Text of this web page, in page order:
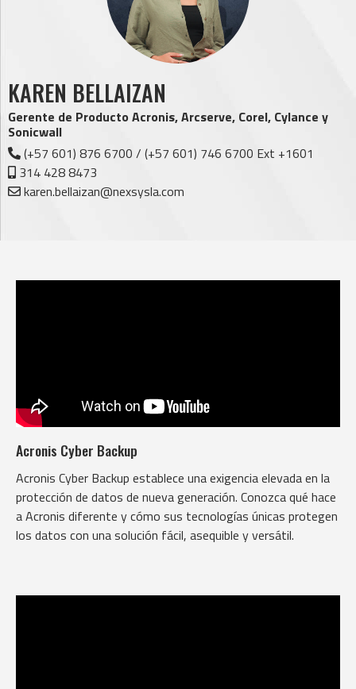
KAREN BELLAIZAN
Gerente de Producto Acronis, Arcserve, Corel, Cylance y
Sonicwall
(+57 601) 876 6700 / (+57 601) 746 6700 Ext +1601
314 428 8473
karen.bellaizan@nexsysla.com
Acronis Cyber Backup
Acronis Cyber Backup establece una exigencia elevada en la
protección de datos de nueva generación. Conozca qué hace
a Acronis diferente y cómo sus tecnologías únicas protegen
los datos con una solución fácil, asequible y versátil.